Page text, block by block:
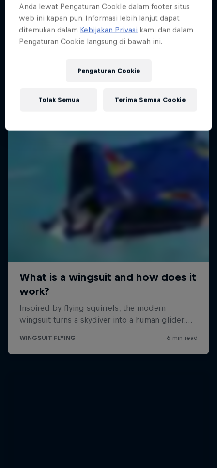
Anda lewat Pengaturan CookIe dalam footer situs
web ini kapan pun. Informasi lebih lanjut dapat
ditemukan dalam Kebijakan Privasi kami dan dalam
Pengaturan Cookie langsung di bawah ini.
Pengaturan Cookie
Tolak Semua Terima Semua Cookie